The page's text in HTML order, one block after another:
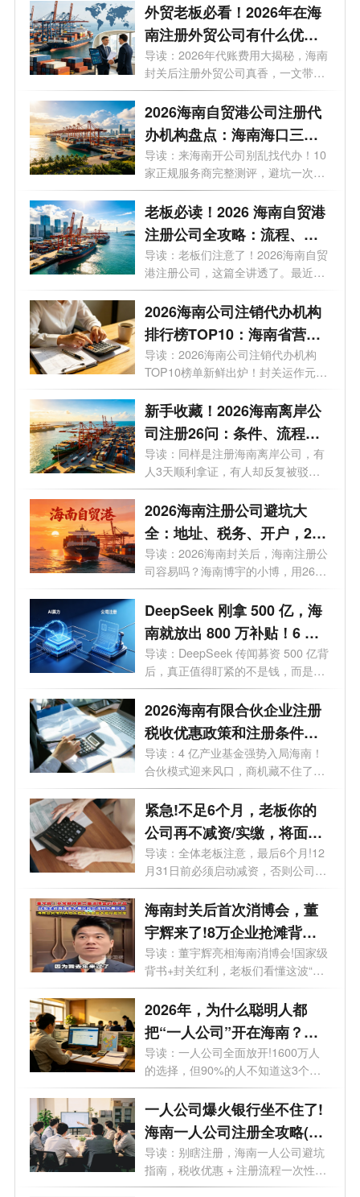
外贸老板必看！2026年在海
南注册外贸公司有什么优
势？外贸公司代理记账多少
钱一个月？
导读：2026年代账费用大揭秘，海南
封关后注册外贸公司真香，一文带你
了解...
2026海南自贸港公司注册代
办机构盘点：海南海口三亚
代办注册公司哪家好？
导读：来海南开公司别乱找代办！10
家正规服务商完整测评，避坑一次讲
清。...
老板必读！2026 海南自贸港
注册公司全攻略：流程、条
件、注册资金、地址、贸易
玩法一文说透
导读：老板们注意了！2026海南自贸
港注册公司，这篇全讲透了。最近，
有不...
2026海南公司注销代办机构
排行榜TOP10：海南省营业
执照注销哪家好？
导读：2026海南公司注销代办机构
TOP10榜单新鲜出炉！封关运作元
年，企业退出...
新手收藏！2026海南离岸公
司注册26问：条件、流程、
优惠全梳理
导读：同样是注册海南离岸公司，有
人3天顺利拿证，有人却反复被驳
回？今...
2026海南注册公司避坑大
全：地址、税务、开户，26
个问题一次讲透
导读：2026海南封关后，海南注册公
司容易吗？海南博宇的小博，用26个
问题，...
DeepSeek 刚拿 500 亿，海
南就放出 800 万补贴！6 月
20 日起，注册公司能"白
嫖"算力吗？
导读：DeepSeek 传闻募资 500 亿背
后，真正值得盯紧的不是钱，而是海
南悄悄布...
2026海南有限合伙企业注册
税收优惠政策和注册条件有
哪些？一文了解
导读：4 亿产业基金强势入局海南！
合伙模式迎来风口，商机藏不住了。
最近...
紧急!不足6个月，老板你的
公司再不减资/实缴，将面临
标注+罚款!
导读：全体老板注意，最后6个月!12
月31日前必须启动减资，否则公司将
被特别...
海南封关后首次消博会，董
宇辉来了!8万企业抢滩背后
的超级红利，你还在等什
么？
导读：董宇辉亮相海南消博会!国家级
背书+封关红利，老板们看懂这波“财
富...
2026年，为什么聪明人都
把“一人公司”开在海南？答
案扎心了
导读：一人公司全面放开!1600万人
的选择，但90%的人不知道这3个致
命坑。想开...
一人公司爆火银行坐不住了!
海南一人公司注册全攻略(含
优势+流程)
导读：别瞎注册，海南一人公司避坑
指南，税收优惠 + 注册流程一次性说
透。...